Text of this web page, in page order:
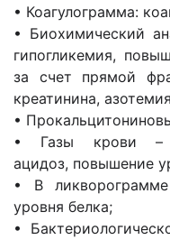
• Коагулограмма:
• Биохимический
гипогликемия,
за счет прямой
креатинина,
•
• Газы крови –
ацидоз, повышение
• В
уровня белка;
•